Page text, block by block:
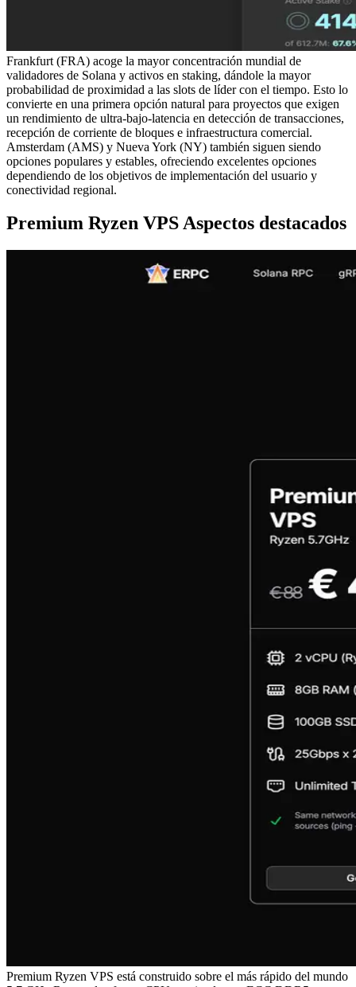
Frankfurt (FRA) acoge la mayor concentración mundial de
validadores de Solana y activos en staking, dándole la mayor
probabilidad de proximidad a las slots de líder con el tiempo. Esto lo
convierte en una primera opción natural para proyectos que exigen
un rendimiento de ultra-bajo-latencia en detección de transacciones,
recepción de corriente de bloques e infraestructura comercial.
Amsterdam (AMS) y Nueva York (NY) también siguen siendo
opciones populares y estables, ofreciendo excelentes opciones
dependiendo de los objetivos de implementación del usuario y
conectividad regional.
Premium Ryzen VPS Aspectos destacados
Premium Ryzen VPS está construido sobre el más rápido del mundo